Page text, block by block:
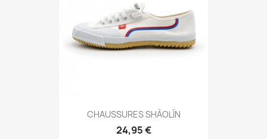
 Aperçu rapide
CHAUSSURES SHÀOLÍN
24,95 €